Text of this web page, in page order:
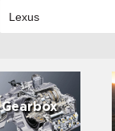
Lexus
Gearbox